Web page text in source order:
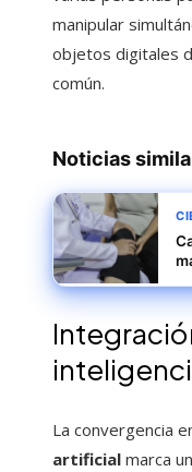
manipular
objetos digitales
común.
Noticias
La convergencia
artificial marca